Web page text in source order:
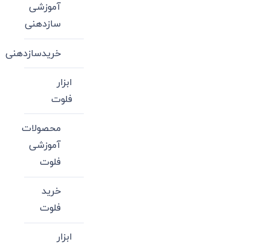
آموزشی
سازدهنی
خریدسازدهنی
ابزار
فلوت
محصولات
آموزشی
فلوت
خرید
فلوت
ابزار